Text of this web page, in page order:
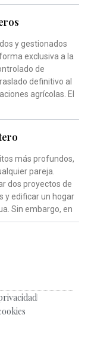
y gestionados
exclusiva a la
de
definitivo al
agrícolas. El
más profundos,
pareja.
dos proyectos de
y edificar un hogar
Sin embargo, en